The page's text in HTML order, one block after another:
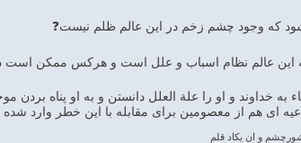
که وجود چشم زخم در این عالم ظلم نیست❓
عالم نظام اسباب و علل است و هرکس ممکن است
به خداوند و او را علة العلل دانستن و به او پناه
ای هم از معصومین برای مقابله با این خطر وارد
و ان یکاد قلم